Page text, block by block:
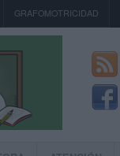
GRAFOMOTRICIDAD